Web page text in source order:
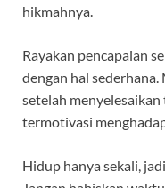
hikmahnya.
Rayakan pencapaian
dengan hal
setelah
termotivasi
Hidup hanya sekali,